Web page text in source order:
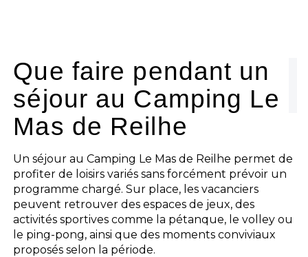
Que faire pendant un
séjour au Camping Le
Mas de Reilhe
Un séjour au Camping Le Mas de Reilhe permet de
profiter de loisirs variés sans forcément prévoir un
programme chargé. Sur place, les vacanciers
peuvent retrouver des espaces de jeux, des
activités sportives comme la pétanque, le volley ou
le ping-pong, ainsi que des moments conviviaux
proposés selon la période.